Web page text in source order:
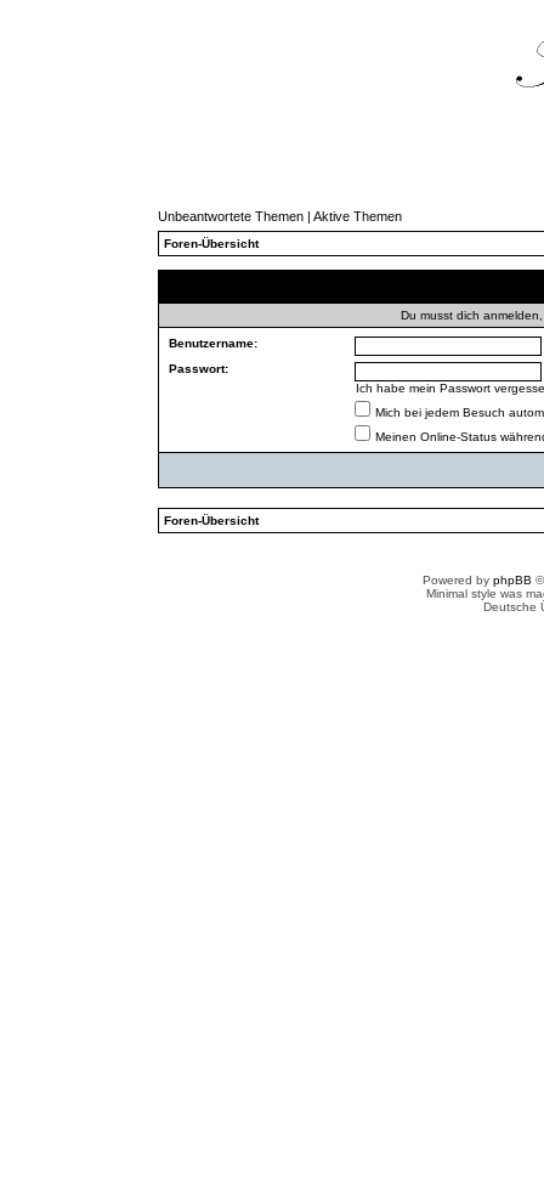
Unbeantwortete Themen | Aktive Themen
Foren-Übersicht
Du musst dich
Benutzername:
Passwort:
Ich habe mein Passwort
Mich bei jedem Besuch
Meinen Online-Status
Foren-Übersicht
Powered by phpBB
Minimal style was
Deutsche